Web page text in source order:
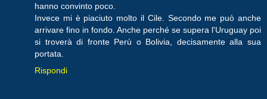
hanno convinto poco.
Invece mi è piaciuto molto il Cile. Secondo me può anche
arrivare fino in fondo. Anche perché se supera l'Uruguay poi
si troverà di fronte Perù o Bolivia, decisamente alla sua
portata.
Rispondi